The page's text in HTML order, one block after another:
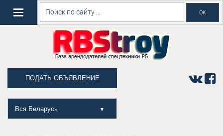
ПОДАТЬ ОБЪЯВЛЕНИЕ
Вся Беларусь ▼